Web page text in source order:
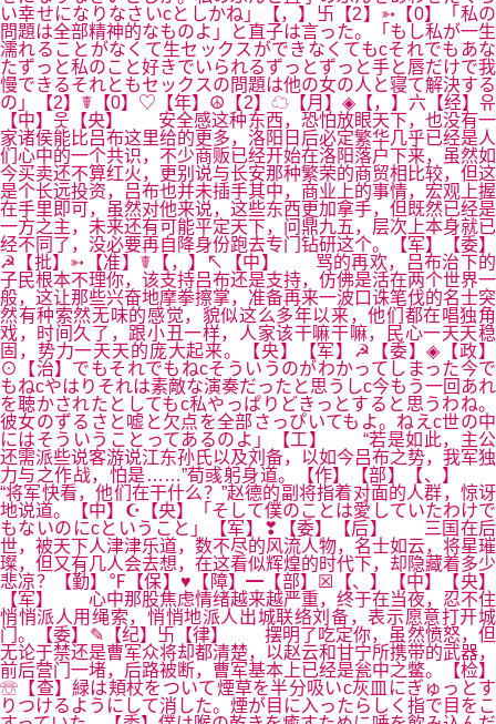
い幸せになりなさいcとしかね」【，】卐【2】➳【0】「私の
問題は全部精神的なものよ」と直子は言った。「もし私が一生
濡れることがなくて生セックスができなくてもcそれでもあな
たずっと私のこと好きでいられるずっとずっと手と唇だけで我
慢できるそれともセックスの問題は他の女の人と寝て解決する
の」【2】☤【0】♡【年】☮【2】☁【月】◈【，】六【经】유
【中】웃【央】 安全感这种东西，恐怕放眼天下，也没有一
家诸侯能比吕布这里给的更多，洛阳日后必定繁华几乎已经是人
们心中的一个共识，不少商贩已经开始在洛阳落户下来，虽然如
今买卖还不算红火，更别说与长安那种繁荣的商贸相比较，但这
是个长远投资，吕布也并未插手其中，商业上的事情，宏观上握
在手里即可，虽然对他来说，这些东西更加拿手，但既然已经是
一方之主，未来还有可能平定天下，问鼎九五，层次上本身就已
经不同了，没必要再自降身份跑去专门钻研这个。【军】【委】
☭【批】➳【准】☤【，】↖【中】 骂的再欢，吕布治下的
子民根本不理你，该支持吕布还是支持，仿佛是活在两个世界一
般，这让那些兴奋地摩拳擦掌，准备再来一波口诛笔伐的名士突
然有种索然无味的感觉，貌似这么多年以来，他们都在唱独角
戏，时间久了，跟小丑一样，人家该干嘛干嘛，民心一天天稳
固，势力一天天的庞大起来。【央】【军】☭【委】◈【政】
⊙【治】でもそれでもねcそういうのがわかってしまった今で
もねcやはりそれは素敵な演奏だったと思うしc今もう一回あれ
を聴かされたとしてもc私やっぱりどきっとすると思うわね。
彼女のずるさと嘘と欠点を全部さっぴいてもよ。ねえc世の中
にはそういうことってあるのよ」【工】 “若是如此，主公
还需派些说客游说江东孙氏以及刘备，以如今吕布之势，我军独
力与之作战，怕是……”荀彧躬身道。【作】【部】【、】
“将军快看，他们在干什么？”赵德的副将指着对面的人群，惊讶
地说道。【中】☪【央】「そして僕のことは愛していたわけで
もないのにcということ」【军】❣【委】【后】 三国在后
世，被天下人津津乐道，数不尽的风流人物，名士如云，将星璀
璨，但又有几人会去想，在这看似辉煌的时代下，却隐藏着多少
悲凉？【勤】℉【保】♥【障】━【部】☒【、】【中】【央】
【军】 心中那股焦虑情绪越来越严重，终于在当夜，忍不住
悄悄派人用绳索，悄悄地派人出城联络刘备，表示愿意打开城
门。【委】✎【纪】卐【律】 摆明了吃定你，虽然愤怒，但
无论于禁还是曹军众将却都清楚，以赵云和甘宁所携带的武器，
前后营门一堵，后路被断，曹军基本上已经是瓮中之鳖。【检】
☏【查】緑は頬杖をついて煙草を半分吸いc灰皿にぎゅっとす
りつけるようにして消した。煙が目に入ったらしく指で目をこ